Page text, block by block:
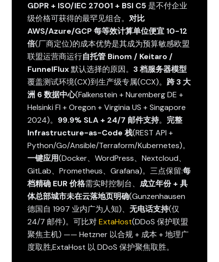
GDPR + ISO/IEC 27001 + BSI C5 是不付企业
级价格可获得的最罕见组合。 对比
AWS/Azure/GCP 每等效计算单位便宜 10-12
倍(厂商定位)的成本优势是其成为预算敏感欧盟
联盟运营商运行自托管 Binom / Keitaro /
FunnelFlux默认选择的原因。 3 档服务器模型
覆盖测试环境(CX)到生产级专属(CCX)。 跨 3 大
洲 6 数据中心(Falkenstein + Nuremberg DE +
Helsinki FI + Oregon + Virginia US + Singapore
2024)。 99.9% SLA + 24/7 邮件支持。 完整
Infrastructure-as-Code 栈(REST API +
Python/Go/Ansible/Terraform/Kubernetes)。
一键应用(Docker、WordPress、Nextcloud、
GitLab、Prometheus、Grafana)。三点保留:每
档精确 EUR 价格需实时控制台、 成立年份 + 具
体总部城市未在云落地页明确(Gunzenhausen
德国自 1997 业内广为人知)、 无电话支持(仅
24/7 邮件)。可比对ExtaHost(DDoS 保护联盟
聚焦主机) —— Hetzner 以合规 + 成本 + 地理广
度取胜,ExtaHost 以 DDoS 保护聚焦取胜。